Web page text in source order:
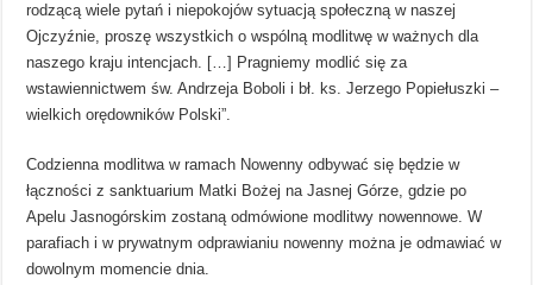
rodzącą wiele pytań i niepokojów sytuacją społeczną w naszej
Ojczyźnie, proszę wszystkich o wspólną modlitwę w ważnych dla
naszego kraju intencjach. […] Pragniemy modlić się za
wstawiennictwem św. Andrzeja Boboli i bł. ks. Jerzego Popiełuszki –
wielkich orędowników Polski”.
Codzienna modlitwa w ramach Nowenny odbywać się będzie w
łączności z sanktuarium Matki Bożej na Jasnej Górze, gdzie po
Apelu Jasnogórskim zostaną odmówione modlitwy nowennowe. W
parafiach i w prywatnym odprawianiu nowenny można je odmawiać w
dowolnym momencie dnia.